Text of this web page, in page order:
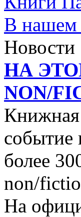
В нашем
Новости
НА
NON/
Книжная
событие
более
non/
На